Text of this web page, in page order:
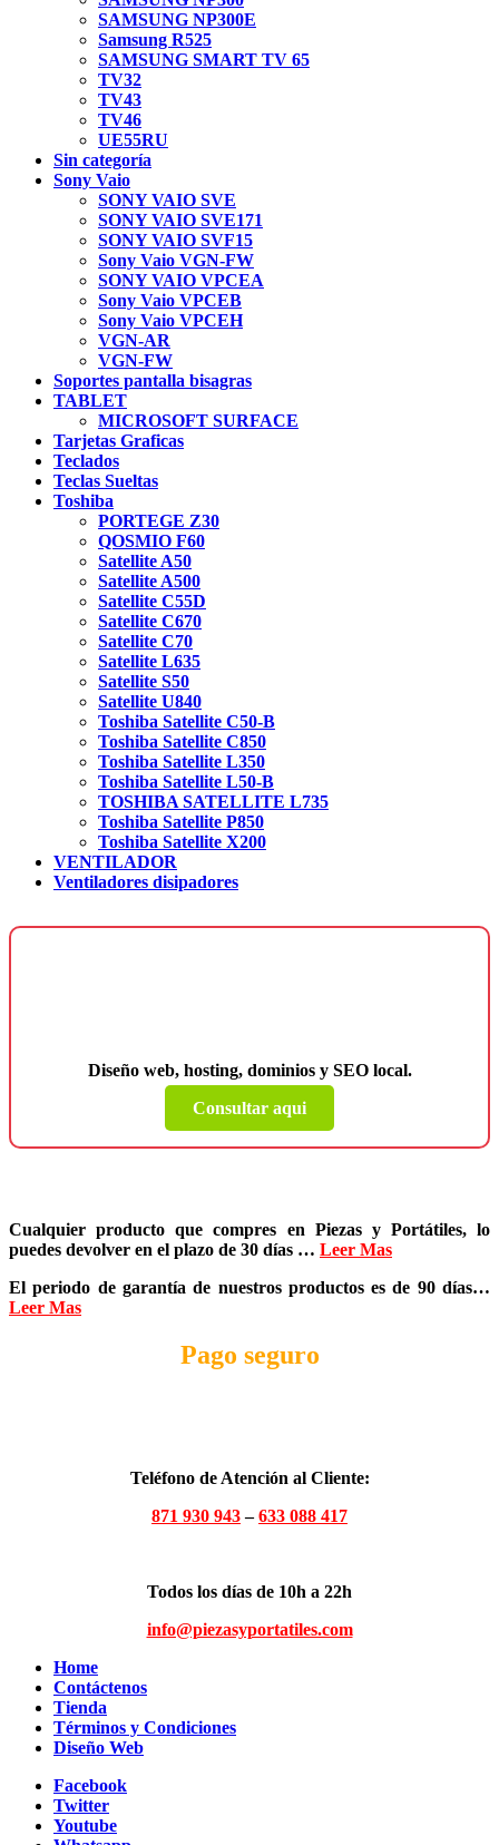
SAMSUNG NP300E
Samsung R525
SAMSUNG SMART TV 65
TV32
TV43
TV46
UE55RU
Sin categoría
Sony Vaio
SONY VAIO SVE
SONY VAIO SVE171
SONY VAIO SVF15
Sony Vaio VGN-FW
SONY VAIO VPCEA
Sony Vaio VPCEB
Sony Vaio VPCEH
VGN-AR
VGN-FW
Soportes pantalla bisagras
TABLET
MICROSOFT SURFACE
Tarjetas Graficas
Teclados
Teclas Sueltas
Toshiba
PORTEGE Z30
QOSMIO F60
Satellite A50
Satellite A500
Satellite C55D
Satellite C670
Satellite C70
Satellite L635
Satellite S50
Satellite U840
Toshiba Satellite C50-B
Toshiba Satellite C850
Toshiba Satellite L350
Toshiba Satellite L50-B
TOSHIBA SATELLITE L735
Toshiba Satellite P850
Toshiba Satellite X200
VENTILADOR
Ventiladores disipadores
Diseño web, hosting, dominios y SEO local.
Consultar aqui
Cualquier producto que compres en Piezas y Portátiles, lo
puedes devolver en el plazo de 30 días … Leer Mas
El periodo de garantía de nuestros productos es de 90 días…
Leer Mas
Pago seguro
Teléfono de Atención al Cliente:
871 930 943–633 088 417
Todos los días de 10h a 22h
info@piezasyportatiles.com
Home
Contáctenos
Tienda
Términos y Condiciones
Diseño Web
Facebook
Twitter
Youtube